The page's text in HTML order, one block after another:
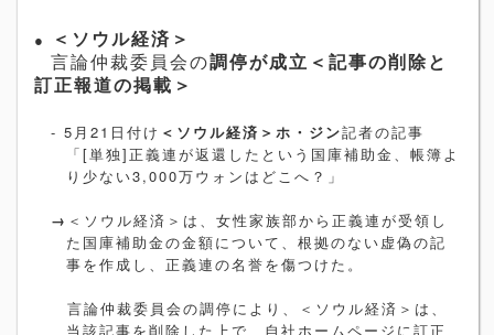
●
＜ソウル経済＞
言論仲裁委員会の調停が成立＜記事の削除と
訂正報道の掲載＞
- 5 月 21 日付け ＜ソウル経済＞ホ・ジン記者の記事
「[単独]正義連が返還したという国庫補助金、帳簿よ
り少ない3,000万ウォンはどこへ？」
→ ＜ソウル経済＞は、女性家族部から正義連が受領し
た国庫補助金の金額について、根拠のない虚偽の記
事を作成し、正義連の名誉を傷つけた。
言論仲裁委員会の調停により、＜ソウル経済＞は、
当該記事を削除した上で、自社ホームページに訂正